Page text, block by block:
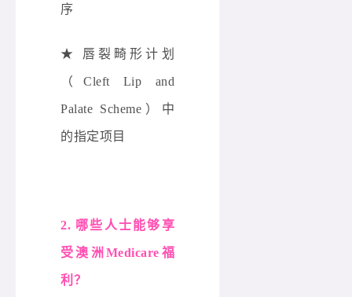
序
★ 唇裂畸形计划
（Cleft Lip and
Palate Scheme）中
的指定项目
2. 哪些人士能够享
受澳洲Medicare福
利？